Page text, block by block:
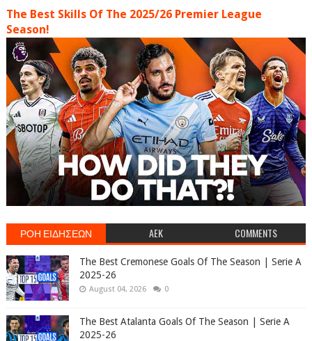
The Best Skills Of The 2025/26 Premier League
Season!
ΡΟΗ ΕΙΔΗΣΕΩΝ AEK COMMENTS
The Best Cremonese Goals Of The Season | Serie A
2025-26
August 04, 2026 0
The Best Atalanta Goals Of The Season | Serie A
2025-26